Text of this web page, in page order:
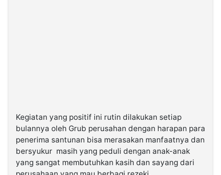
Kegiatan yang positif ini rutin dilakukan setiap
bulannya oleh Grub perusahan dengan harapan para
penerima santunan bisa merasakan manfaatnya dan
bersyukur masih yang peduli dengan anak-anak
yang sangat membutuhkan kasih dan sayang dari